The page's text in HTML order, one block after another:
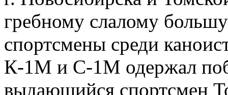
гребному слалому
спортсмены среди
К-1М и С-1М одержал
выдающийся спортсмен